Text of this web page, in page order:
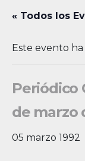
« Todos los
Este evento ha
Periódico
de marzo
05 marzo 1992